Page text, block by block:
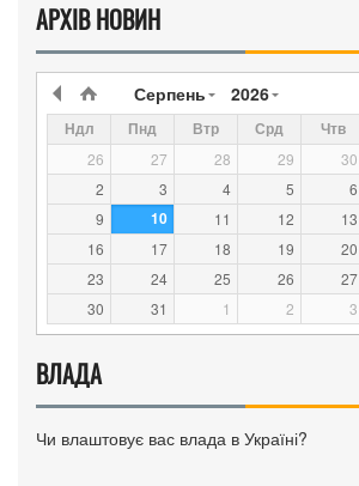
АРХІВ НОВИН
Серпень 2026
Ндл Пнд Втр Срд Чтв
26 27 28 29 30
2
3 4 5 6
9
10 11 12 13
16
17 18 19 20
23
24 25 26 27
30
31 1 2 3
ВЛАДА
Чи влаштовує вас влада в Україні?